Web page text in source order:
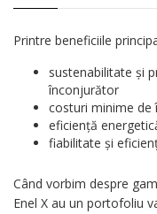
Printre beneficiile
sustenabilitate și
înconjurător
costuri minime de
eficiență
fiabilitate și
Când vorbim despre
Enel X au un portofoliu